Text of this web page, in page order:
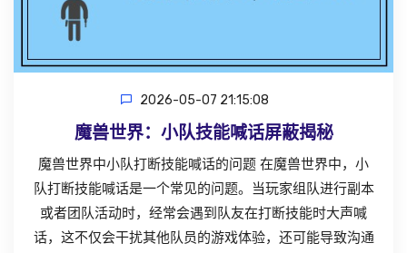
2026-05-07 21:15:08
魔兽世界：小队技能喊话屏蔽揭秘
魔兽世界中小队打断技能喊话的问题 在魔兽世界中，小
队打断技能喊话是一个常见的问题。当玩家组队进行副本
或者团队活动时，经常会遇到队友在打断技能时大声喊
话，这不仅会干扰其他队员的游戏体验，还可能导致沟通